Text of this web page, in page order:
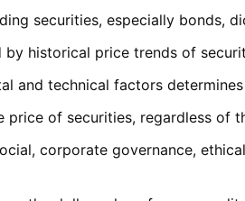
securities, especially bonds,
by historical price trends of
and technical factors
price of securities, regardless of
corporate governance,